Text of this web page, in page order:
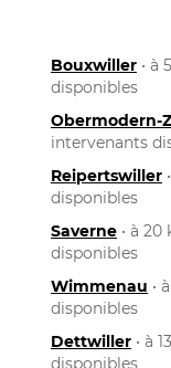
Bouxwiller • à
disponibles
Obermodern-
intervenants
Reipertswiller
disponibles
Saverne • à
disponibles
Wimmenau •
disponibles
Dettwiller • à
disponibles